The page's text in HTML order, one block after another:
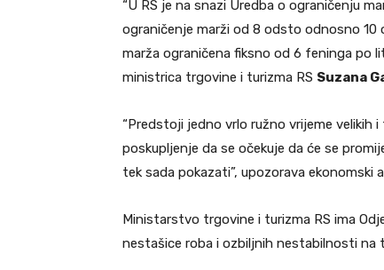
“U RS je na snazi Uredba o ograničenju
ograničenje marži od 8 odsto odnosno 10
marža ograničena fiksno od 6 feninga po
ministrica trgovine i turizma RS Suzana
“Predstoji jedno vrlo ružno vrijeme velikih
poskupljenje da se očekuje da će se
tek sada pokazati”, upozorava ekonomski
Ministarstvo trgovine i turizma RS ima
nestašice roba i ozbiljnih nestabilnosti na